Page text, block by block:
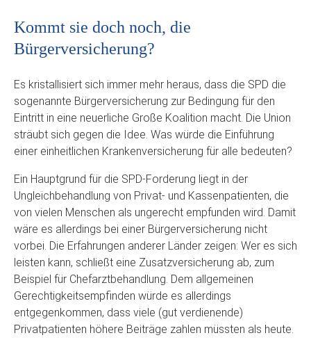
Kommt sie doch noch, die
Bürgerversicherung?
Es kristallisiert sich immer mehr heraus, dass die SPD die
sogenannte Bürgerversicherung zur Bedingung für den
Eintritt in eine neuerliche Große Koalition macht. Die Union
sträubt sich gegen die Idee. Was würde die Einführung
einer einheitlichen Krankenversicherung für alle bedeuten?
Ein Hauptgrund für die SPD-Forderung liegt in der
Ungleichbehandlung von Privat- und Kassenpatienten, die
von vielen Menschen als ungerecht empfunden wird. Damit
wäre es allerdings bei einer Bürgerversicherung nicht
vorbei. Die Erfahrungen anderer Länder zeigen: Wer es sich
leisten kann, schließt eine Zusatzversicherung ab, zum
Beispiel für Chefarztbehandlung. Dem allgemeinen
Gerechtigkeitsempfinden würde es allerdings
entgegenkommen, dass viele (gut verdienende)
Privatpatienten höhere Beiträge zahlen müssten als heute.